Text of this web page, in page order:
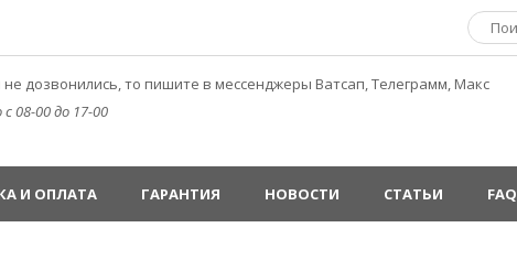
не дозвонились, то пишите в мессенджеры Ватсап, Телеграмм, Макс
08-00 до 17-00
И ОПЛАТА ГАРАНТИЯ НОВОСТИ СТАТЬИ FAQ